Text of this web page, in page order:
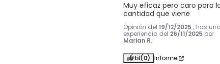
Muy eficaz pero caro para
cantidad que viene
Opinión del 19/12/2025 , tras
experiencia del 26/11/2025 por
Marian R.
Útil(0) Informe